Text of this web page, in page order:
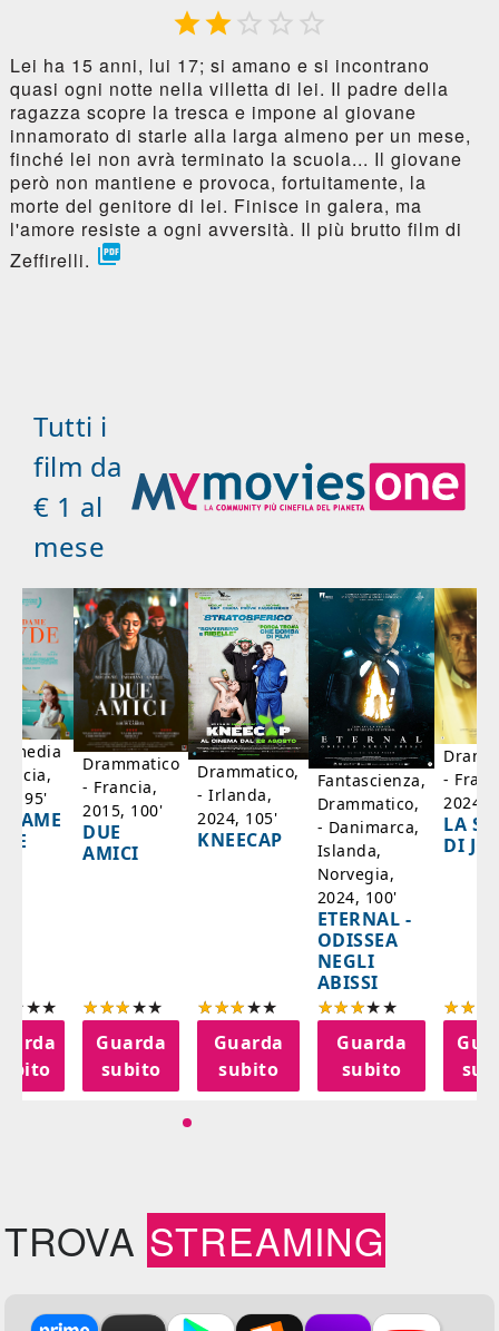
   
Lei ha 15 anni, lui 17; si amano e si incontrano
quasi ogni notte nella villetta di lei. Il padre della
ragazza scopre la tresca e impone al giovane
innamorato di starle alla larga almeno per un mese,
finché lei non avrà terminato la scuola... Il giovane
però non mantiene e provoca, fortuitamente, la
morte del genitore di lei. Finisce in galera, ma
l'amore resiste a ogni avversità. Il più brutto film di
Zeffirelli. 
Tutti i
film da
€ 1 al
mese
95'
Drammatico
- Francia,
2015, 100'
DUE
AMICI
Guarda
subito
Drammatico,
- Irlanda,
2024, 105'
KNEECAP
Guarda
subito
Fantascienza,
Drammatico,
- Danimarca,
Islanda,
Norvegia,
2024, 100'
ETERNAL -
ODISSEA
NEGLI
ABISSI
Guarda
subito
-
2024,
LA
DI
TROVA STREAMING